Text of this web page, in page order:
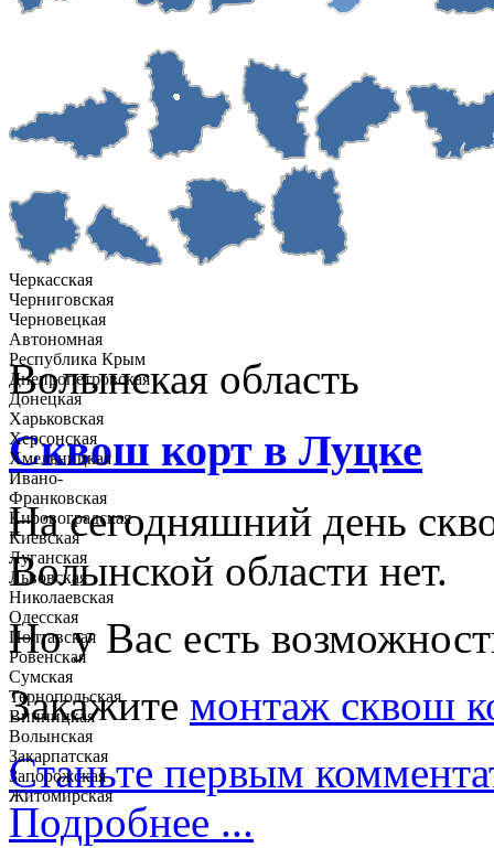
Черкасская
Черниговская
Черновецкая
Автономная
Республика Крым
Днепропетровская
Донецкая
Харьковская
Херсонская
Хмельницкая
Ивано-
Франковская
Кировоградская
Киевская
Луганская
Львовская
Николаевская
Одесская
Полтавская
Ровенская
Сумская
Тернопольская
Винницкая
Волынская
Закарпатская
Запорожская
Житомирская
Волынская область
Сквош корт в Луцке
На сегодняшний день
Волынской области нет.
Но у Вас есть
Закажите монтаж сквош
Станьте первым
Подробнее ...